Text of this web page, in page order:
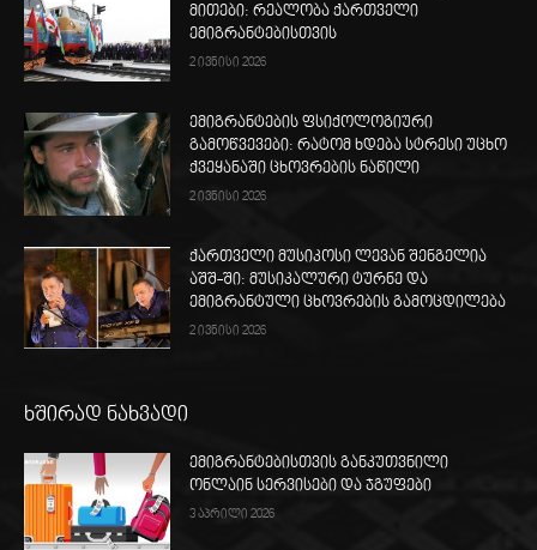
მითები: რეალობა ქართველი
ემიგრანტებისთვის
2 ივნისი 2026
ემიგრანტების ფსიქოლოგიური
გამოწვევები: რატომ ხდება სტრესი უცხო
ქვეყანაში ცხოვრების ნაწილი
2 ივნისი 2026
ქართველი მუსიკოსი ლევან შენგელია
აშშ-ში: მუსიკალური ტურნე და
ემიგრანტული ცხოვრების გამოცდილება
2 ივნისი 2026
ხშირად ნახვადი
ემიგრანტებისთვის განკუთვნილი
ონლაინ სერვისები და ჯგუფები
3 აპრილი 2026